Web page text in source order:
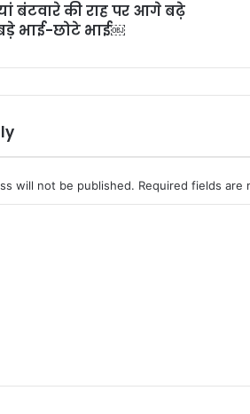
बंटवारे की राह पर आगे बढ़े
भाई-छोटे भाई￼
will not be published. Required fields are